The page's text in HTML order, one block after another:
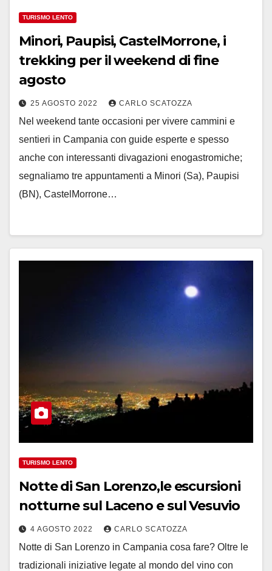
TURISMO LENTO
Minori, Paupisi, CastelMorrone, i
trekking per il weekend di fine
agosto
25 AGOSTO 2022 CARLO SCATOZZA
Nel weekend tante occasioni per vivere cammini e
sentieri in Campania con guide esperte e spesso
anche con interessanti divagazioni enogastromiche;
segnaliamo tre appuntamenti a Minori (Sa), Paupisi
(BN), CastelMorrone…
TURISMO LENTO
Notte di San Lorenzo,le escursioni
notturne sul Laceno e sul Vesuvio
4 AGOSTO 2022 CARLO SCATOZZA
Notte di San Lorenzo in Campania cosa fare? Oltre le
tradizionali iniziative legate al mondo del vino con